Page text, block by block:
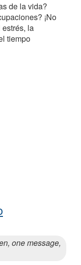
de la vida?
¡No
la
tiempo
one message,